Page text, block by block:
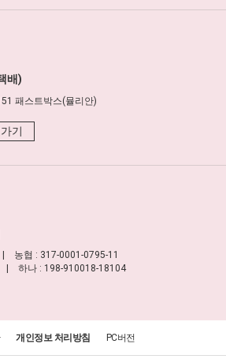
배)
패스트박스(뮬리안)
기
농협 : 317-0001-0795-11
하나 : 198-910018-18104
개인정보 처리방침 PC버전